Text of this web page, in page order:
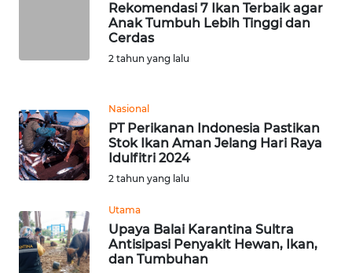
Rekomendasi 7 Ikan Terbaik agar
Anak Tumbuh Lebih Tinggi dan
Cerdas
2 tahun yang lalu
Nasional
PT Perikanan Indonesia Pastikan
Stok Ikan Aman Jelang Hari Raya
Idulfitri 2024
2 tahun yang lalu
Utama
Upaya Balai Karantina Sultra
Antisipasi Penyakit Hewan, Ikan,
dan Tumbuhan
WN
WN
SULTRA
WN
WN
SULTENG